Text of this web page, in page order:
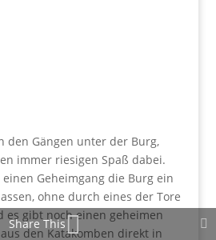
den Gängen unter der Burg,
immer riesigen Spaß dabei.
Geheimgang die Burg ein
ohne durch eines der Tore
es gibt noch einen geheimen
den Katakomben direkt in
Share This